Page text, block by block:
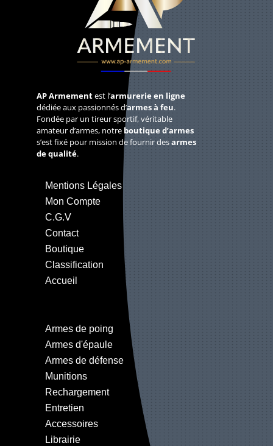
AP Armementest l’armurerie en ligne
dédiée aux passionnés d’armes à feu.
Fondée par un tireur sportif, véritable
amateur d’armes, notre boutique d’armes
s’est fixé pour mission de fournir desarmes
de qualité.
Mentions Légales
Mon Compte
C.G.V
Contact
Boutique
Classification
Accueil
Armes de poing
Armes d'épaule
Armes de défense
Munitions
Rechargement
Entretien
Accessoires
Librairie